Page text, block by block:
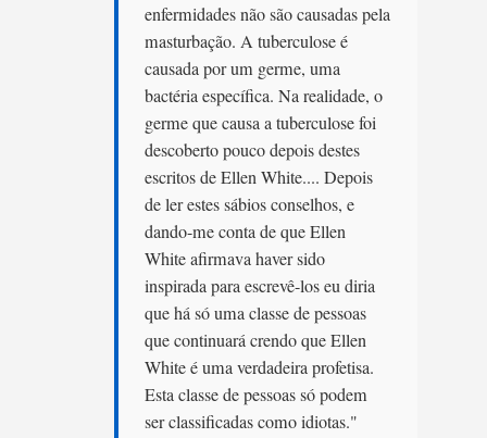
enfermidades não são causadas pela
masturbação. A tuberculose é
causada por um germe, uma
bactéria específica. Na realidade, o
germe que causa a tuberculose foi
descoberto pouco depois destes
escritos de Ellen White.... Depois
de ler estes sábios conselhos, e
dando-me conta de que Ellen
White afirmava haver sido
inspirada para escrevê-los eu diria
que há só uma classe de pessoas
que continuará crendo que Ellen
White é uma verdadeira profetisa.
Esta classe de pessoas só podem
ser classificadas como idiotas."